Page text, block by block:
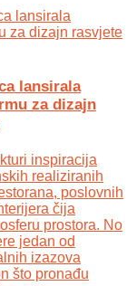
lansirala
za dizajn
inspiracija
realiziranih
poslovnih
čija
prostora. No
jedan od
izazova
što pronađu